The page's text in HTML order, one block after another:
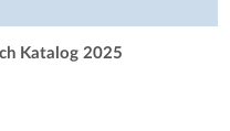
Katalog 2025